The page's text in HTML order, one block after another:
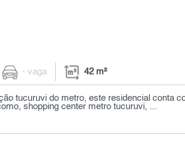
- vaga 42 m²
tucuruvi do metro, este residencial conta
shopping center metro tucuruvi, ...